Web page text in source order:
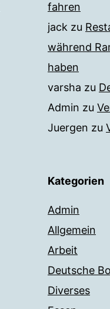
fahren
jack zu
während
haben
varsha zu
Admin zu
Juergen zu
Kategorien
Admin
Allgemein
Arbeit
Deutsche
Diverses